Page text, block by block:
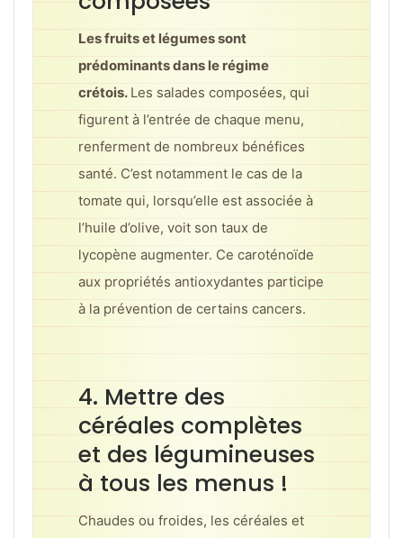
Les fruits et légumes sont
prédominants dans le régime
crétois. Les salades composées, qui
figurent à l’entrée de chaque menu,
renferment de nombreux bénéfices
santé. C’est notamment le cas de la
tomate qui, lorsqu’elle est associée à
l’huile d’olive, voit son taux de
lycopène augmenter. Ce caroténoïde
aux propriétés antioxydantes participe
à la prévention de certains cancers.
4. Mettre des
céréales complètes
et des légumineuses
à tous les menus !
Chaudes ou froides, les céréales et